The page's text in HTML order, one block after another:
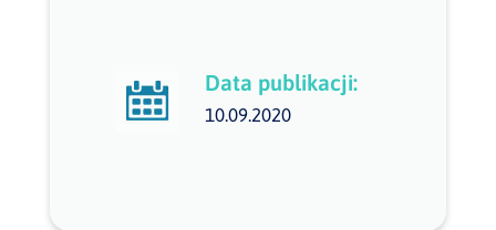
Data publikacji:
10.09.2020